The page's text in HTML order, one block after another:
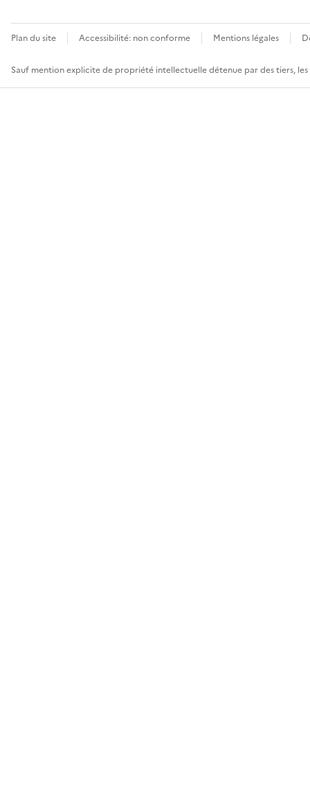
Plan du site Accessibilité: non conforme Mentions légales
Sauf mention explicite de propriété intellectuelle détenue par des tiers,